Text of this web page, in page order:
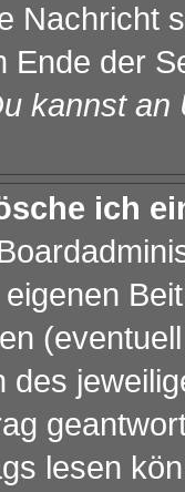
Nachricht
Ende der
kannst
ich
des
lesen